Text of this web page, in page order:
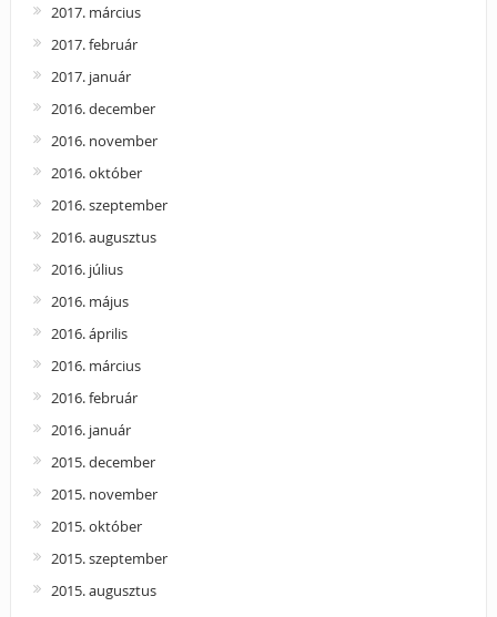
2017. március
2017. február
2017. január
2016. december
2016. november
2016. október
2016. szeptember
2016. augusztus
2016. július
2016. május
2016. április
2016. március
2016. február
2016. január
2015. december
2015. november
2015. október
2015. szeptember
2015. augusztus